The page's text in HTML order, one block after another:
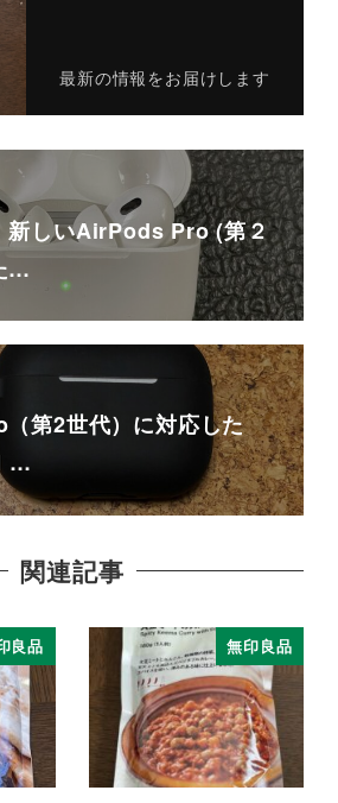
最新の情報をお届けします
新しいAirPods Pro (第２
…
第2世代）に対応した
…
関連記事
良品 無印良品